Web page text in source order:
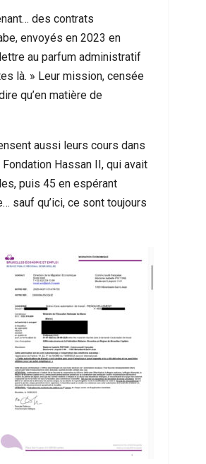
des contrats
envoyés en 2023 en
au parfum administratif
là. » Leur mission, censée
qu’en matière de
aussi leurs cours dans
Hassan II, qui avait
puis 45 en espérant
sauf qu’ici, ce sont toujours